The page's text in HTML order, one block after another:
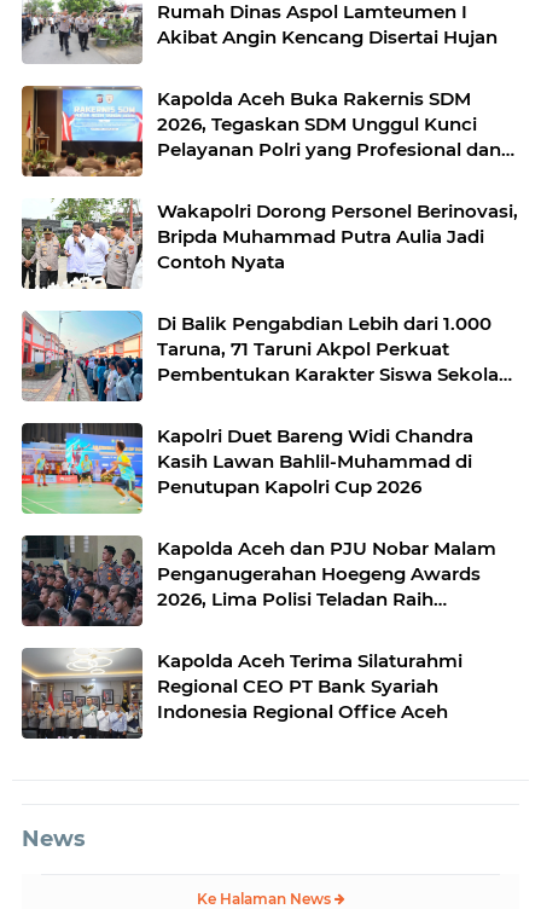
Rumah Dinas Aspol Lamteumen I
Akibat Angin Kencang Disertai Hujan
Kapolda Aceh Buka Rakernis SDM
2026, Tegaskan SDM Unggul Kunci
Pelayanan Polri yang Profesional dan
Wakapolri Dorong Personel Berinovasi,
Bripda Muhammad Putra Aulia Jadi
Contoh Nyata
Di Balik Pengabdian Lebih dari 1.000
Taruna, 71 Taruni Akpol Perkuat
Pembentukan Karakter Siswa Sekolah
Kapolri Duet Bareng Widi Chandra
Kasih Lawan Bahlil-Muhammad di
Penutupan Kapolri Cup 2026
Kapolda Aceh dan PJU Nobar Malam
Penganugerahan Hoegeng Awards
2026, Lima Polisi Teladan Raih
Kapolda Aceh Terima Silaturahmi
Regional CEO PT Bank Syariah
Indonesia Regional Office Aceh
News
Ke Halaman News